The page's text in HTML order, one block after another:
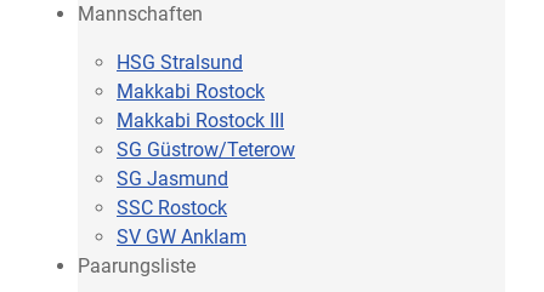
Mannschaften
HSG Stralsund
Makkabi Rostock
Makkabi Rostock III
SG Güstrow/Teterow
SG Jasmund
SSC Rostock
SV GW Anklam
Paarungsliste